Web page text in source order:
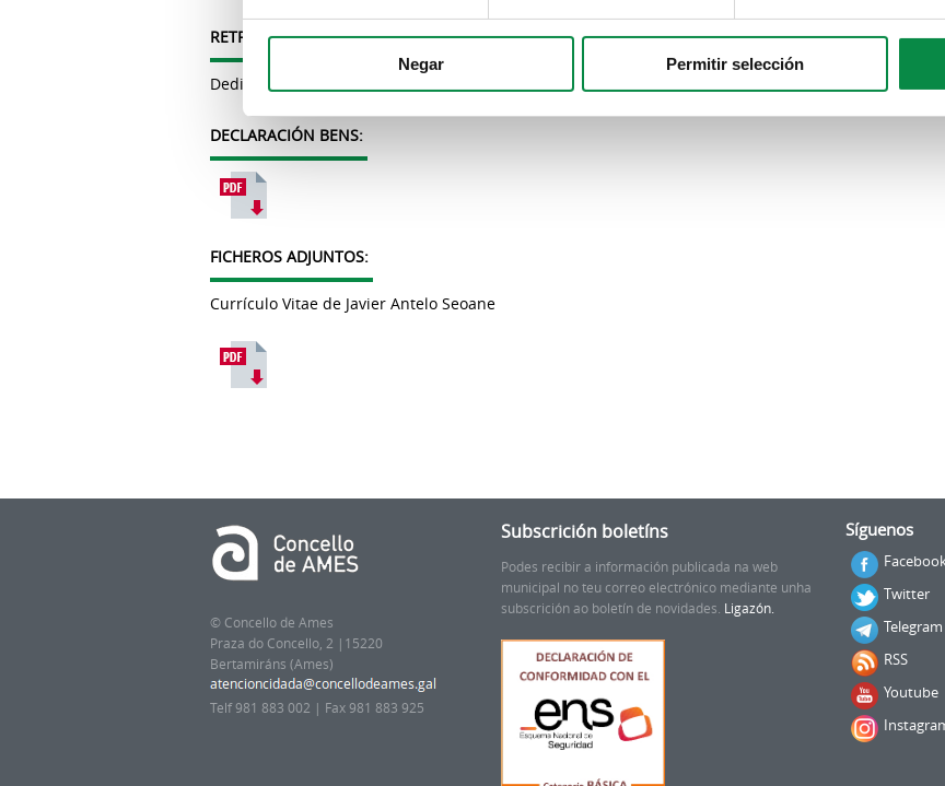
Negar Permitir selección
RETRIBUCIÓNS:
Dedicación parcial: 26.250 euros brutos ao ano (sen incluír Seguridad Social).
DECLARACIÓN BENS:
FICHEROS ADJUNTOS:
Currículo Vitae de Javier Antelo Seoane
© Concello de Ames
Praza do Concello, 2 |15220
Bertamiráns (Ames)
Telf 981 883 002 | Fax 981 883 925
Subscrición boletíns
Podes recibir a información publicada na web
municipal no teu correo electrónico mediante unha
subscrición ao boletín de novidades. Ligazón.
Síguenos
Twitter
Telegram
RSS
Youtube